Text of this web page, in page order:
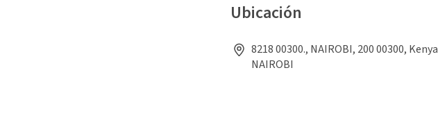
Ubicación
8218 00300., NAIROBI, 200 00300, Kenya
NAIROBI